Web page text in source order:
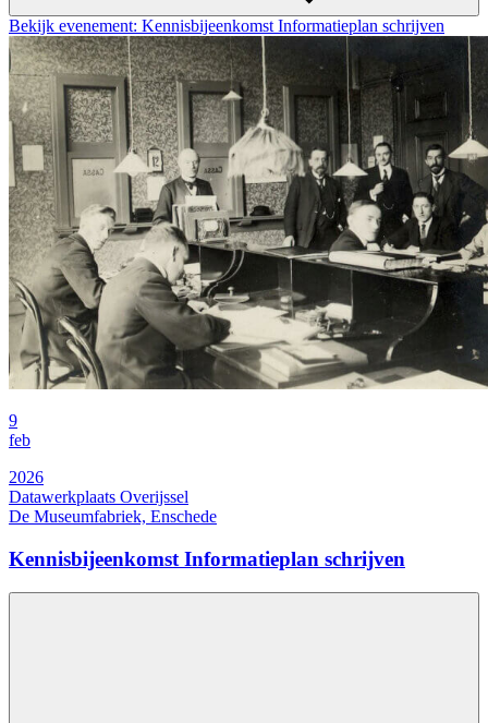
Bekijk evenement: Kennisbijeenkomst Informatieplan schrijven
9
feb
2026
Datawerkplaats Overijssel
De Museumfabriek, Enschede
Kennisbijeenkomst Informatieplan schrijven